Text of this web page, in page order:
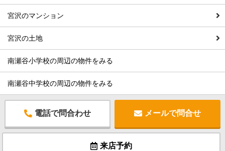
宮沢のマンション
宮沢の土地
南瀬谷小学校の周辺の物件をみる
南瀬谷中学校の周辺の物件をみる
電話で問合わせ メールで問合せ
来店予約